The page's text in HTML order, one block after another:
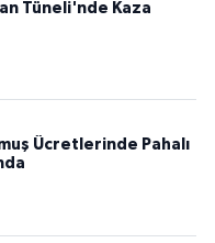
Tüneli'nde Kaza
Ücretlerinde Pahalı